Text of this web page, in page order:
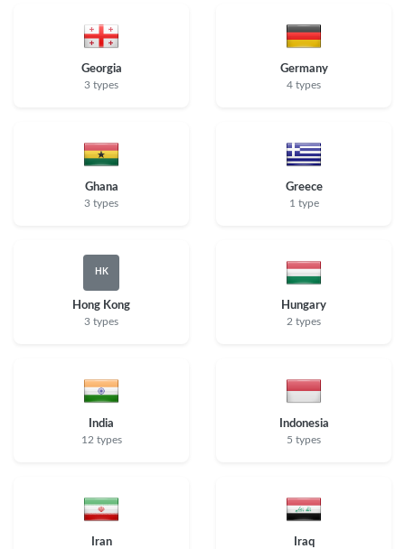
Georgia
3 types
Germany
4 types
Ghana
3 types
Greece
1 type
HK
Hong Kong
3 types
Hungary
2 types
India
12 types
Indonesia
5 types
Iran Iraq